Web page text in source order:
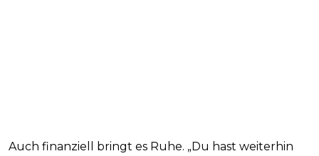
Auch finanziell bringt es Ruhe. „Du hast weiterhin